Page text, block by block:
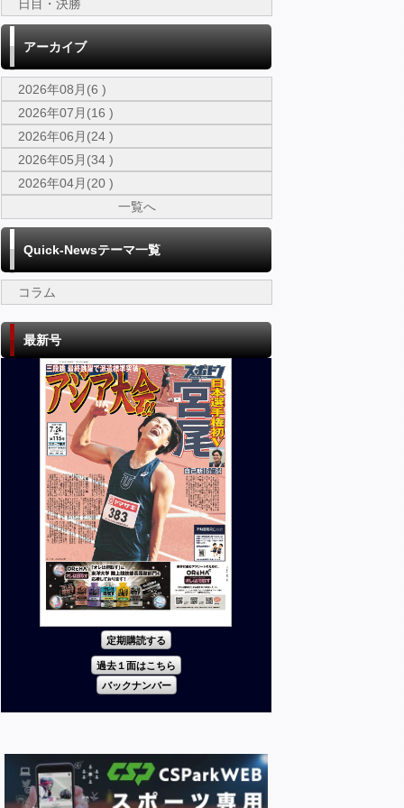
日目・決勝
アーカイブ
2026年08月(6 )
2026年07月(16 )
2026年06月(24 )
2026年05月(34 )
2026年04月(20 )
一覧へ
Quick-Newsテーマ一覧
コラム
最新号
定期購読する
過去１面はこちら
バックナンバー